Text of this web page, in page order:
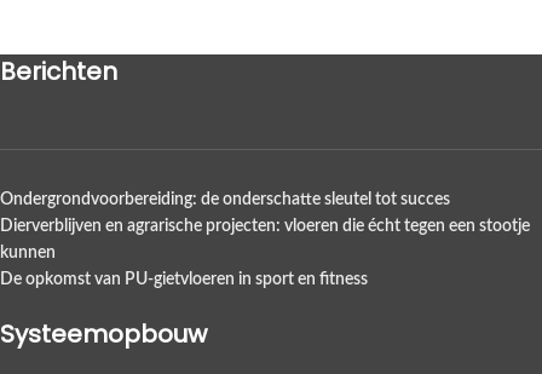
Berichten
Ondergrondvoorbereiding: de onderschatte sleutel tot succes
Dierverblijven en agrarische projecten: vloeren die écht tegen een stootje
kunnen
De opkomst van PU-gietvloeren in sport en fitness
Systeemopbouw